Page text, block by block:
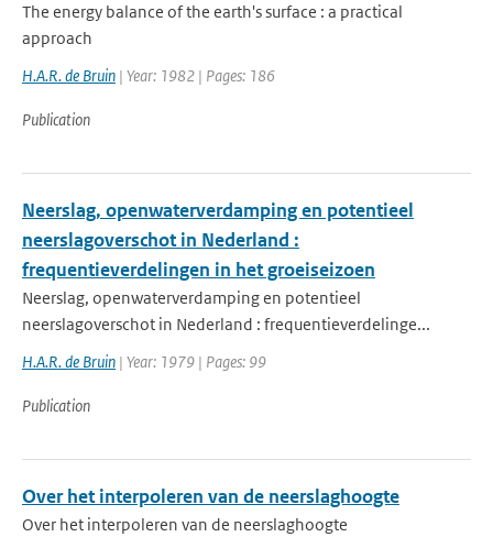
The energy balance of the earth's surface : a practical
approach
H.A.R. de Bruin | Year: 1982 | Pages: 186
Publication
Neerslag, openwaterverdamping en potentieel
neerslagoverschot in Nederland :
frequentieverdelingen in het groeiseizoen
Neerslag, openwaterverdamping en potentieel
neerslagoverschot in Nederland : frequentieverdelinge...
H.A.R. de Bruin | Year: 1979 | Pages: 99
Publication
Over het interpoleren van de neerslaghoogte
Over het interpoleren van de neerslaghoogte